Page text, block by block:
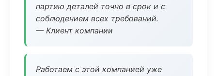
партию деталей точно в срок и с
соблюдением всех требований.
— Клиент компании
Работаем с этой компанией уже